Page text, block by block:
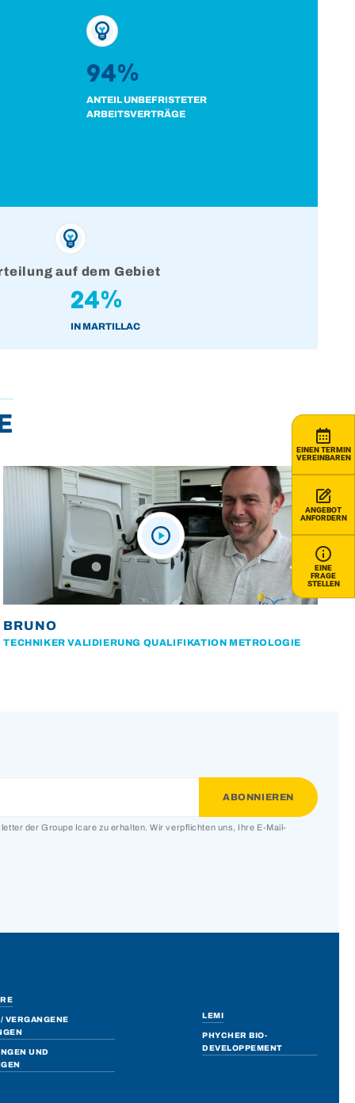
EINEN TERMIN
VEREINBAREN
ANGEBOT
ANFORDERN
EINE
FRAGE
STELLEN
94%
ANTEIL UNBEFRISTETER
ARBEITSVERTRÄGE
auf dem Gebiet
24%
IN MARTILLAC
BRUNO
TECHNIKER VALIDIERUNG QUALIFIKATION METROLOGIE
der Groupe Icare zu erhalten. Wir verpflichten uns, Ihre E-Mail-
VERGANGENE
UND
LEMI
PHYCHER BIO-
DEVELOPPEMENT